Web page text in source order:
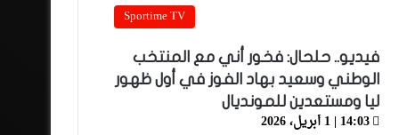
Sportime TV
فيديو.. حلحال: فخور أني مع المنتخب
الوطني وسعيد بهاد الفوز في أول ظهور
ليا ومستعدين للمونديال
14:03 | 1 أبريل، 2026